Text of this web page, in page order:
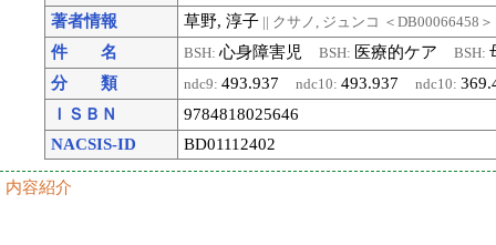
著者情報
草野, 淳子 || クサノ, ジュンコ ＜DB00066458＞
件 名 BSH:心身障害児BSH: 医療的ケアBSH:
分 類
ndc9:493.937ndc10:493.937ndc10:
ＩＳＢＮ
9784818025646
NACSIS-ID
BD01112402
内容紹介